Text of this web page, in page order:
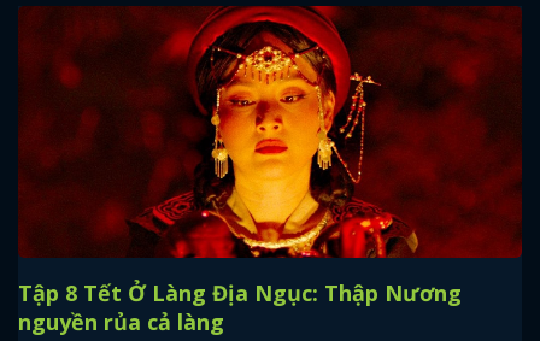
Tập 8 Tết Ở Làng Địa Ngục: Thập Nương
nguyền rủa cả làng